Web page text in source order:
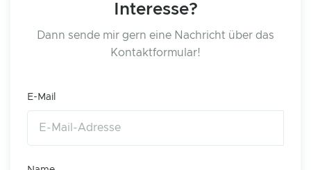
Interesse?
Dann sende mir gern eine Nachricht über das
Kontaktformular!
E-Mail